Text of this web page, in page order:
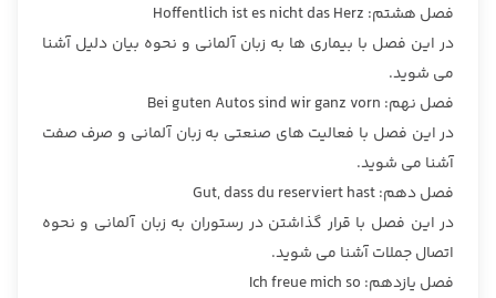
فصل هشتم: Hoffentlich ist es nicht das Herz
در این فصل با بیماری ها به زبان آلمانی و نحوه بیان دلیل آشنا
می شوید.
فصل نهم: Bei guten Autos sind wir ganz vorn
در این فصل با فعالیت های صنعتی به زبان آلمانی و صرف صفت
آشنا می شوید.
فصل دهم: Gut, dass du reserviert hast
در این فصل با قرار گذاشتن در رستوران به زبان آلمانی و نحوه
اتصال جملات آشنا می شوید.
فصل یازدهم: Ich freue mich so